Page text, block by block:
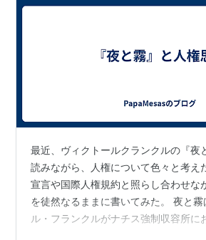
最近、ヴィクトールクランクルの『夜
読みながら、人権について色々と考え
宣言や国際人権規約と照らし合わせな
を徒然なるままに書いてみた。 夜と
ル・フランクルがナチス強制収容所に